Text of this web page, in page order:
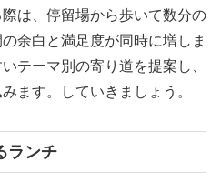
は、停留場から歩いて数分の
余白と満足度が同時に増しま
テーマ別の寄り道を提案し、
ます。していきましょう。
ランチ